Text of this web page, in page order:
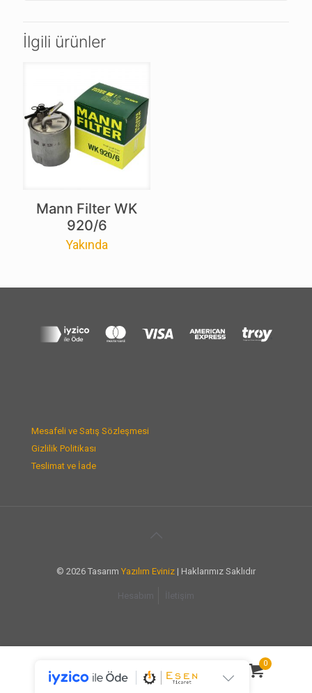
İlgili ürünler
Mann Filter WK
920/6
Yakında
Mesafeli ve Satış Sözleşmesi
Gizlilik Politikası
Teslimat ve İade
© 2026 Tasarım Yazılım Eviniz | Haklarımız Saklıdır
Hesabım İletişim
0